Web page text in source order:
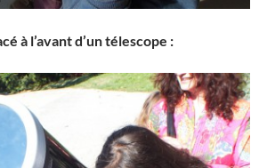
à l’avant d’un télescope :